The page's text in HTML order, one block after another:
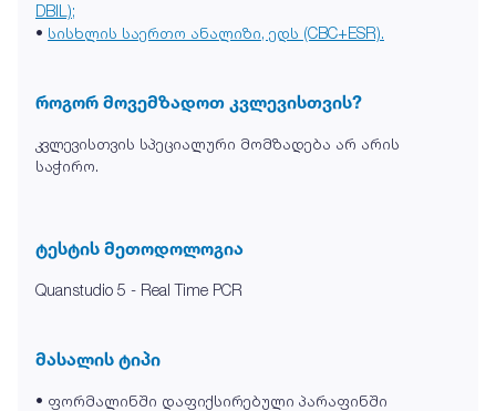
DBIL);
• სისხლის საერთო ანალიზი, ედს (CBC+ESR).
როგორ მოვემზადოთ კვლევისთვის?
კვლევისთვის სპეციალური მომზადება არ არის
საჭირო.
ტესტის მეთოდოლოგია
Quanstudio 5 - Real Time PCR
მასალის ტიპი
• ფორმალინში დაფიქსირებული პარაფინში